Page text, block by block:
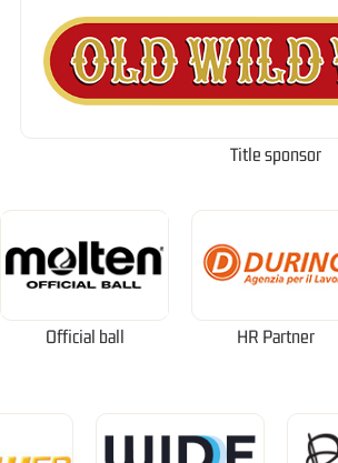
Title sponsor
Official ball HR Partner